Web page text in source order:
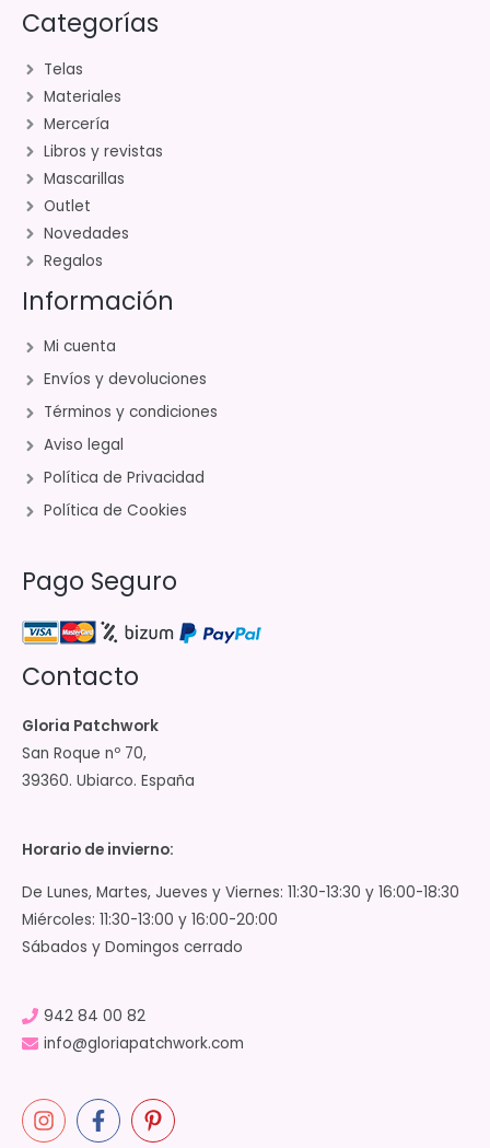
Categorías
Telas
Materiales
Mercería
Libros y revistas
Mascarillas
Outlet
Novedades
Regalos
Información
Mi cuenta
Envíos y devoluciones
Términos y condiciones
Aviso legal
Política de Privacidad
Política de Cookies
Pago Seguro
Contacto
Gloria Patchwork
San Roque nº 70,
39360. Ubiarco. España
Horario de invierno:
De Lunes, Martes, Jueves y Viernes: 11:30-13:30 y 16:00-18:30
Miércoles: 11:30-13:00 y 16:00-20:00
Sábados y Domingos cerrado
942 84 00 82
info@gloriapatchwork.com